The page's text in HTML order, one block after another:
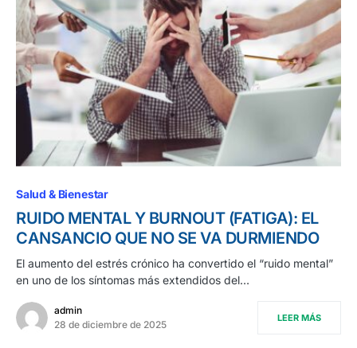
Salud & Bienestar
RUIDO MENTAL Y BURNOUT (FATIGA): EL
CANSANCIO QUE NO SE VA DURMIENDO
El aumento del estrés crónico ha convertido el “ruido mental”
en uno de los síntomas más extendidos del…
admin
28 de diciembre de 2025
LEER MÁS